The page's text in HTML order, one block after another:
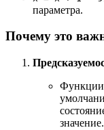
параметра.
Почему это
значение.